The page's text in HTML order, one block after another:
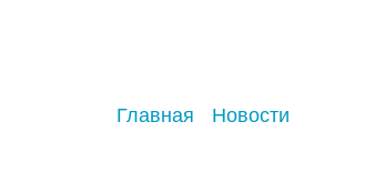
Главная Новости